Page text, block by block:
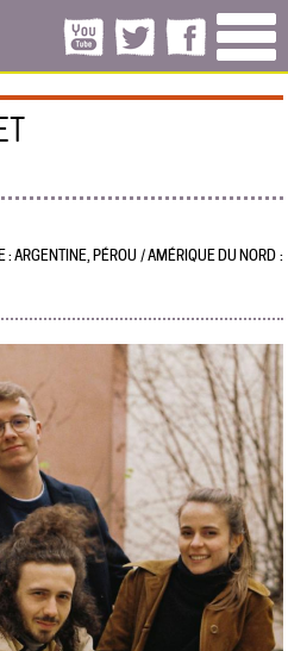
: ARGENTINE, PÉROU / AMÉRIQUE DU NORD :